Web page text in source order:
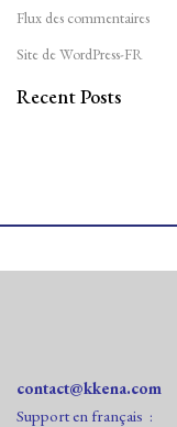
Flux des commentaires
Site de WordPress-FR
Recent Posts
contact@kkena.com
Support en français :‭